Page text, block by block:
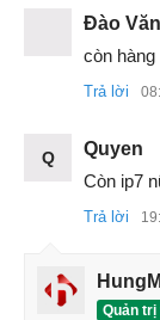
Đào
còn hàng
Trả lời
Q
Quyen
Còn ip7
Trả lời
Quản trị